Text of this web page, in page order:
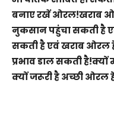
बनाए रखें ओरल!खराब
नुकसान पहुंचा सकती है
सकती है एवं खराब ओरल
प्रभाव डाल सकती
क्यों जरूरी है अच्छी ओरल